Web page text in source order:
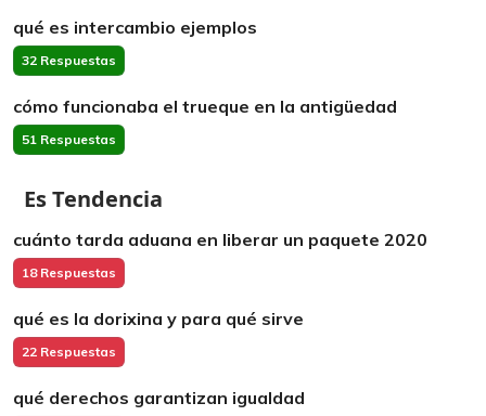
qué es intercambio ejemplos
32 Respuestas
cómo funcionaba el trueque en la antigüedad
51 Respuestas
Es Tendencia
cuánto tarda aduana en liberar un paquete 2020
18 Respuestas
qué es la dorixina y para qué sirve
22 Respuestas
qué derechos garantizan igualdad